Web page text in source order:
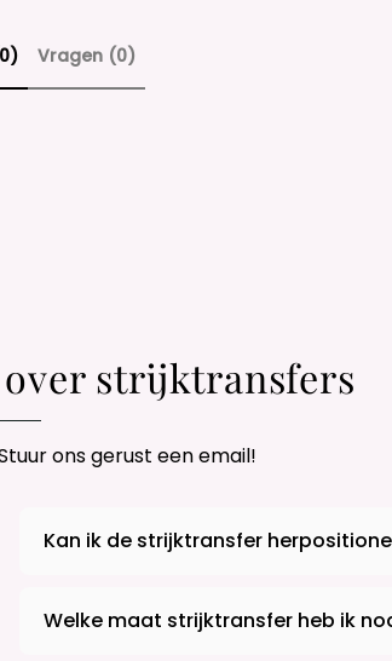
Vragen (0)
over strijktransfers
ons gerust een email!
Kan ik de strijktransfer
Welke maat strijktransfer heb ik